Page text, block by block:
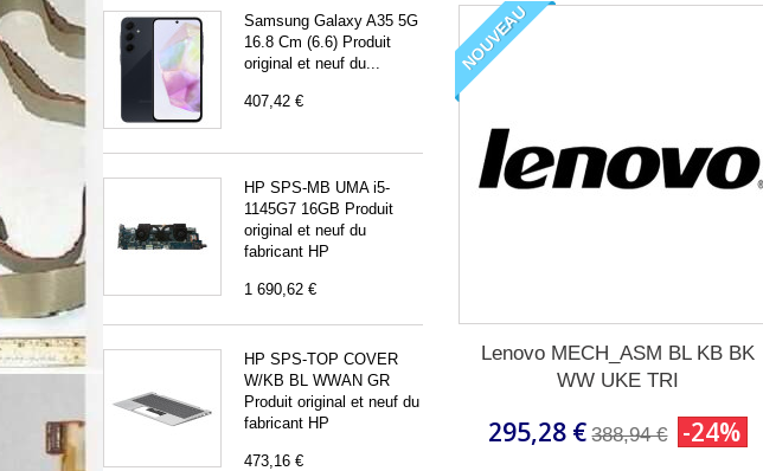
Samsung Galaxy A35 5G
16.8 Cm (6.6) Produit
original et neuf du...
407,42 €
HP SPS-MB UMA i5-
1145G7 16GB Produit
original et neuf du
fabricant HP
1 690,62 €
HP SPS-TOP COVER
W/KB BL WWAN GR
Produit original et neuf du
fabricant HP
473,16 €
NOUVEAU
Lenovo MECH_ASM BL KB BK
WW UKE TRI
295,28 € 388,94 € -24%